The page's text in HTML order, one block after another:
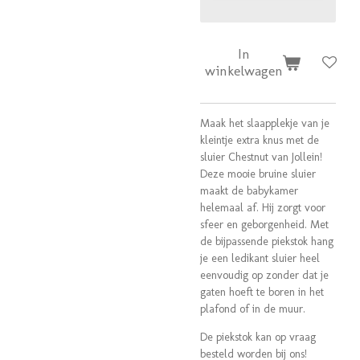
In
winkelwagen
Maak het slaapplekje van je
kleintje extra knus met de
sluier Chestnut van Jollein!
Deze mooie bruine sluier
maakt de babykamer
helemaal af. Hij zorgt voor
sfeer en geborgenheid. Met
de bijpassende piekstok hang
je een ledikant sluier heel
eenvoudig op zonder dat je
gaten hoeft te boren in het
plafond of in de muur.
De piekstok kan op vraag
besteld worden bij ons!